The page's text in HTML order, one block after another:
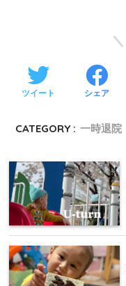
ツイート シェア
CATEGORY : 一時退院